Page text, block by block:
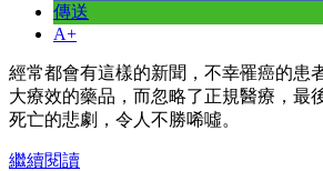
傳送
A+
經常都會有這樣的新聞，不幸罹癌的患
大療效的藥品，而忽略了正規醫療，最
死亡的悲劇，令人不勝唏噓。
繼續閱讀